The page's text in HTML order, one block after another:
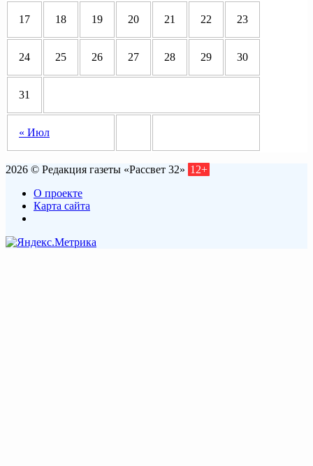
« Июл
17 18 19 20 21 22 23
24 25 26 27 28 29 30
31
2026 © Редакция газеты «Рассвет 32» 12+
О проекте
Карта сайта